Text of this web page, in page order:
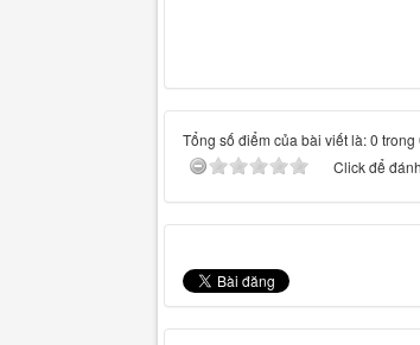
Tổng số điểm của bài viết là: 0 trong
Click để